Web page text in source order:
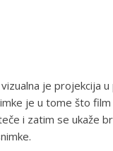
je projekcija
je u tome što
i zatim se ukaže